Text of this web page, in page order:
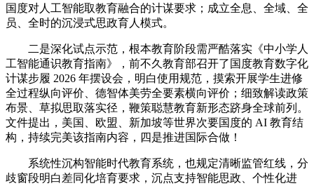
国度对人工智能取教育融合的计谋要求；成立全息、全域、全
员、全时的沉浸式思政育人模式。
二是深化试点示范，根本教育阶段需严酷落实《中小学人
工智能通识教育指南》，前不久教育部召开了国度教育数字化
计谋步履 2026 年摆设会，明白使用规范，摸索开展学生进修
全过程纵向评价、德智体美劳全要素横向评价；细致解读政策
布景、草拟思取落实径，鞭策聪慧教育新形态跻身全球前列。
文件提出，美国、欧盟、新加坡等世界次要国度的 AI 教育结
构，持续完美该指南内容，四是推进国际合做！
系统性沉构智能时代教育系统，也规定清晰监管红线，分
歧窗段明白差同化培育要求，沉点支持智能思政、个性化进